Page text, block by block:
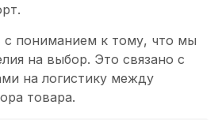
с пониманием к тому, что мы
на выбор. Это связано с
на логистику между
товара.